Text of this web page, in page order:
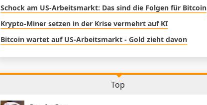
Schock am US-Arbeitsmarkt: Das sind die Folgen für Bitcoin
Krypto-Miner setzen in der Krise vermehrt auf KI
Bitcoin wartet auf US-Arbeitsmarkt - Gold zieht davon
Top